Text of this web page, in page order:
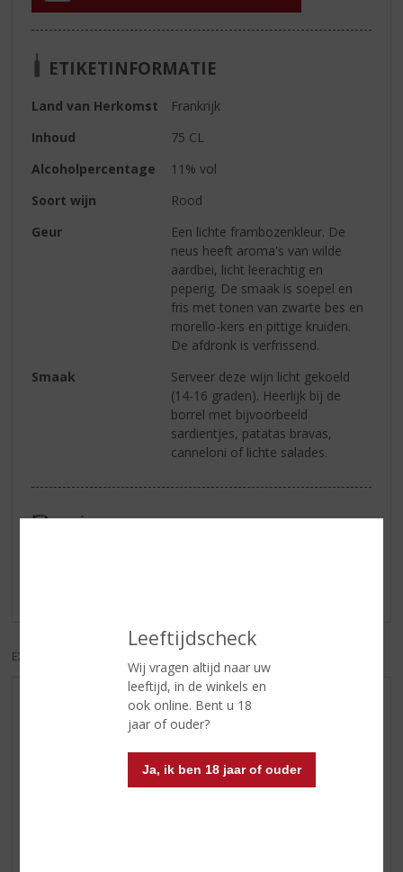
Leeftijdscheck
Wij vragen altijd naar uw
leeftijd, in de winkels en
ook online. Bent u 18
jaar of ouder?
Ja, ik ben 18 jaar of ouder
ETIKETINFORMATIE
Land van Herkomst
Frankrijk
Inhoud
75 CL
Alcoholpercentage
11% vol
Soort wijn
Rood
Geur
Een lichte frambozenkleur. De
neus heeft aroma's van wilde
aardbei, licht leerachtig en
peperig. De smaak is soepel en
fris met tonen van zwarte bes en
morello-kers en pittige kruiden.
De afdronk is verfrissend.
Smaak
Serveer deze wijn licht gekoeld
(14-16 graden). Heerlijk bij de
borrel met bijvoorbeeld
sardientjes, patatas bravas,
canneloni of lichte salades.
Reviews
EXCL. BTW
AANBIEDINGEN
NIEUWE BIEREN
NIEUW OVERIG